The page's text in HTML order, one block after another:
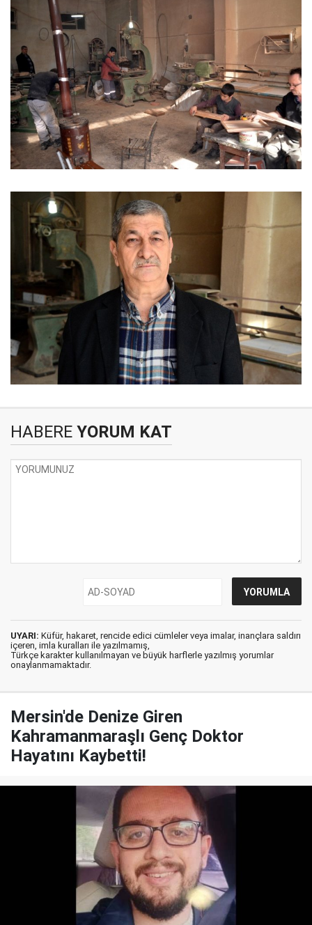
HABERE YORUM KAT
UYARI: Küfür, hakaret, rencide edici cümleler veya imalar, inançlara saldırı
içeren, imla kuralları ile yazılmamış,
Türkçe karakter kullanılmayan ve büyük harflerle yazılmış yorumlar
onaylanmamaktadır.
Mersin'de Denize Giren
Kahramanmaraşlı Genç Doktor
Hayatını Kaybetti!